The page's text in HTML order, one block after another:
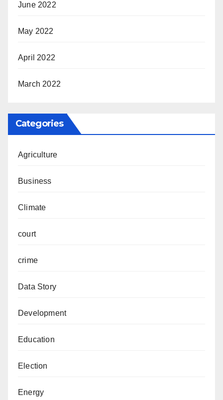
June 2022
May 2022
April 2022
March 2022
Categories
Agriculture
Business
Climate
court
crime
Data Story
Development
Education
Election
Energy